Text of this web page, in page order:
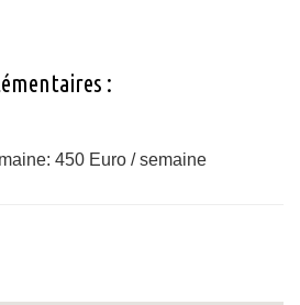
:
450 Euro / semaine